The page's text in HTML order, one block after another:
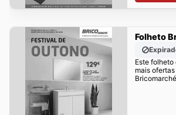
Folheto
Este folheto
mais